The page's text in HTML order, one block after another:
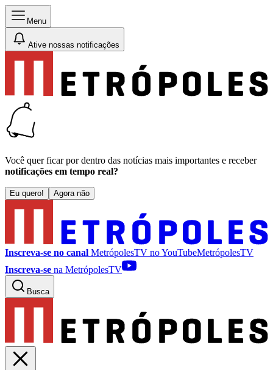
Menu
Ative nossas notificações
Você quer ficar por dentro das notícias mais importantes e receber
notificações em tempo real?
Eu quero! Agora não
Inscreva-se no canal MetrópolesTV noYouTubeMetrópolesTV
Inscreva-se na MetrópolesTV
Busca